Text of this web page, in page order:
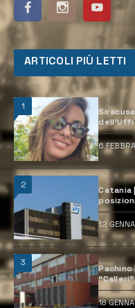
ARTICOLI PIÙ LETTI
1
6
2
Catania
12
3
18